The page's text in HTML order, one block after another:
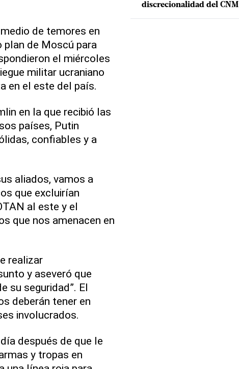
de temores en
plan de Moscú para
el miércoles
militar ucraniano
en el este del país.
en la que recibió las
países, Putin
confiables y a
aliados, vamos a
que excluirían
al este y el
que nos amenacen en
realizar
y aseveró que
su seguridad”. El
deberán tener en
involucrados.
después de que le
y tropas en
discrecionalidad del CNM